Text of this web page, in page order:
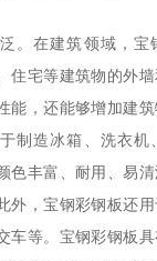
。在建筑领域，宝
住宅等建筑物的外
能，还能够增加建
制造冰箱、洗衣机
色丰富、耐用、易
外，宝钢彩钢板还
车等。宝钢彩钢板